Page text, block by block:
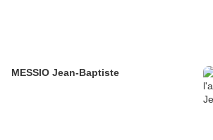
MESSIO Jean-Baptiste